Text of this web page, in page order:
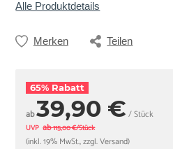
Alle Produktdetails
Merken Teilen
65% Rabatt
ab39,90 € / Stück
UVP ab115,00 €/Stück
(inkl. 19% MwSt., zzgl. Versand)